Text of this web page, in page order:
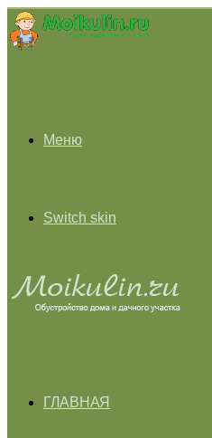
Меню
Switch skin
ГЛАВНАЯ